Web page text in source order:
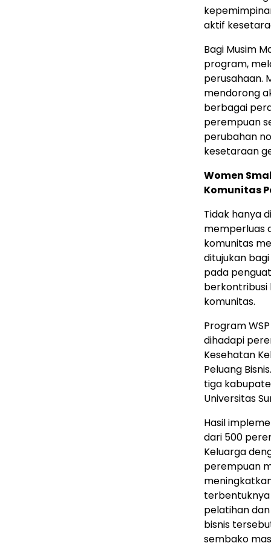
aktif
Bagi Musim
program,
perusahaan.
mendorong
berbagai
perempuan
perubahan
kesetaraan
Women
Komunitas
Tidak hanya
memperluas
komunitas
ditujukan
pada
berkontribusi
komunitas.
Program
dihadapi
Kesehatan
Peluang
tiga
Universitas
Hasil
dari 500
Keluarga
perempuan
pelatihan
bisnis
sembako